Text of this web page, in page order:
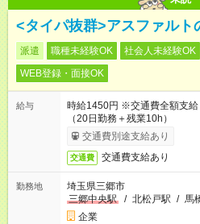
<タイパ抜群>アスファルト
派遣 職種未経験OK 社会人未経験OK
WEB登録・面接OK
給与
時給1450円 ※交通費全額支給
（20日勤務＋残業10h）
交通費別途支給あり
交通費 交通費支給あり
勤務地
埼玉県三郷市
三郷中央駅
/ 北松戸駅 / 馬
企業